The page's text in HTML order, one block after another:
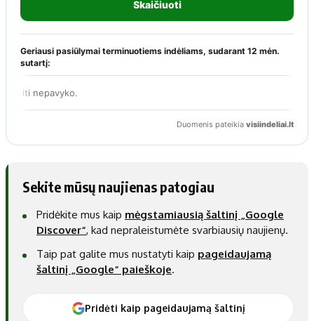
Sekite mūsų naujienas patogiau
Pridėkite mus kaip mėgstamiausią šaltinį „Google
Discover“, kad nepraleistumėte svarbiausių naujienų.
Taip pat galite mus nustatyti kaip pageidaujamą
šaltinį „Google“ paieškoje.
Pridėti kaip pageidaujamą šaltinį